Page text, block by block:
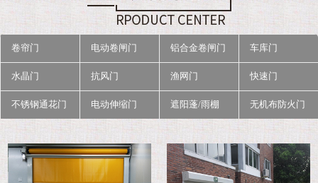
卷帘门 电动卷闸门 铝合金卷闸门 车库门
水晶门 抗风门 渔网门 快速门
不锈钢通花门 电动伸缩门 遮阳蓬/雨棚 无机布防火门